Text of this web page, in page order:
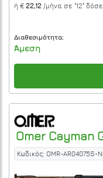
ή € 22,12 /μήνα σε "12"
Διαθεσιμότητα:
Άμεση
Omer Cayman
Κωδικός: OMR-AR04075S-